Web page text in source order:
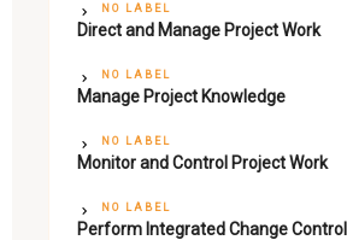
NO LABEL
Direct and Manage Project Work
NO LABEL
Manage Project Knowledge
NO LABEL
Monitor and Control Project Work
NO LABEL
Perform Integrated Change Control